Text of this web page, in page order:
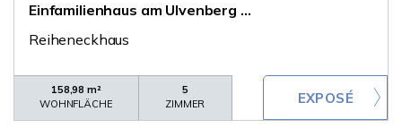
Einfamilienhaus am Ulvenberg ...
Reiheneckhaus
158,98 m²
WOHNFLÄCHE
5
ZIMMER